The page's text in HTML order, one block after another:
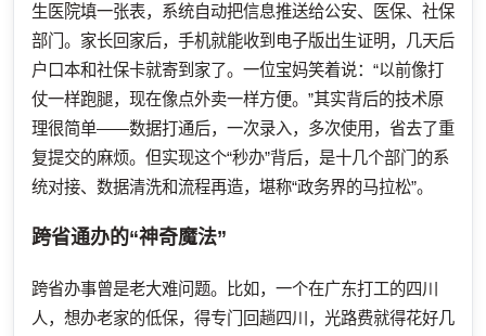
生医院填一张表，系统自动把信息推送给公安、医保、社保
部门。家长回家后，手机就能收到电子版出生证明，几天后
户口本和社保卡就寄到家了。一位宝妈笑着说：“以前像打
仗一样跑腿，现在像点外卖一样方便。”其实背后的技术原
理很简单——数据打通后，一次录入，多次使用，省去了重
复提交的麻烦。但实现这个“秒办”背后，是十几个部门的系
统对接、数据清洗和流程再造，堪称“政务界的马拉松”。
跨省通办的“神奇魔法”
跨省办事曾是老大难问题。比如，一个在广东打工的四川
人，想办老家的低保，得专门回趟四川，光路费就得花好几